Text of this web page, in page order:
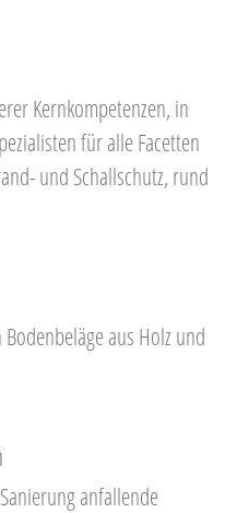
Kernkompetenzen, in
für alle Facetten
und Schallschutz, rund
aus Holz und
anfallende